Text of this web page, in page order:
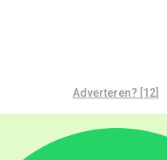
Adverteren? [12]